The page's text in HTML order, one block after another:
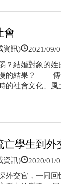
會
資訊) 2021/09/
？結婚對象的
的結果？ 傳
的社會文化、風
學生到外
資訊) 2020/01/
外交官，一同